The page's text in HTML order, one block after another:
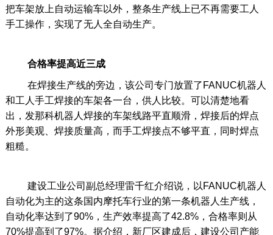
把车架放上自动运输车以外，整条生产线上已不再需要工人
手工操作，实现了无人全自动生产。
合格率提高近三成
在焊接生产线的旁边，该公司专门放置了FANUC机器人
和工人手工焊接的车架各一台，供人比较。可以清楚地看
出，发那科机器人焊接的车架线路平直顺滑，焊接后的焊点
外形美观、焊接质量高，而手工焊接点不够平直，同时焊点
粗糙。
建设工业公司副总经理雷千红介绍说，以FANUC机器人
自动化为主的这条国内摩托车行业的第一条机器人生产线，
自动化率达到了90%，生产效率提高了42.8%，合格率则从
70%提高到了97%。据介绍，新厂区建成后，建设公司产能